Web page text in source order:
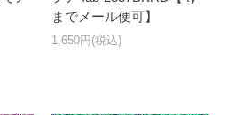
までメール便可】
1,650円(税込)